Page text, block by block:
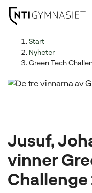
Huvudnavigation
Start
Nyheter
Green Tech
Jusuf,
vinner
Challenge